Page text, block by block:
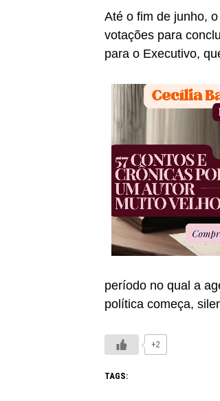
Até o fim de junho,
votações para
para o Executivo,
período no qual a
política começa,
+2
TAGS: